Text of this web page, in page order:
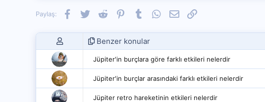
Paylaş: Facebook
TwitterReddit PinterestTumblrWhatsApp
E-postaLink
Benzer konular
Jüpiter'in burçlara göre farklı etkileri nelerdir
Jüpiter'in burçlar arasındaki farklı etkileri nelerdir
Jüpiter retro hareketinin etkileri nelerdir